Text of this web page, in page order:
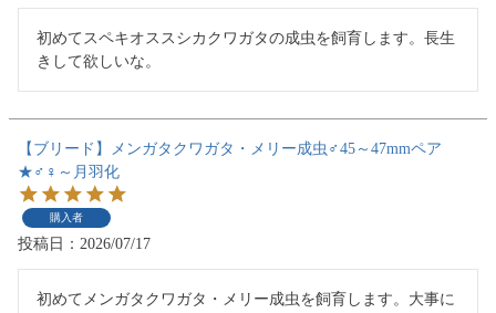
初めてスペキオススシカクワガタの成虫を飼育します。長生
きして欲しいな。
【ブリード】メンガタクワガタ・メリー成虫♂45～47mmペア
★♂♀～月羽化
購入者
投稿日 2026/07/17
初めてメンガタクワガタ・メリー成虫を飼育します。大事に